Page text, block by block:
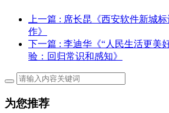
上一篇 : 席长昆《西安软件新城
作》
下一篇 : 李迪华《“人民生活更美
验：回归常识和感知》
为您推荐